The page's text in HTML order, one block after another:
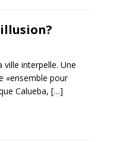
interpelle. Une
«ensemble pour
Calueba, […]